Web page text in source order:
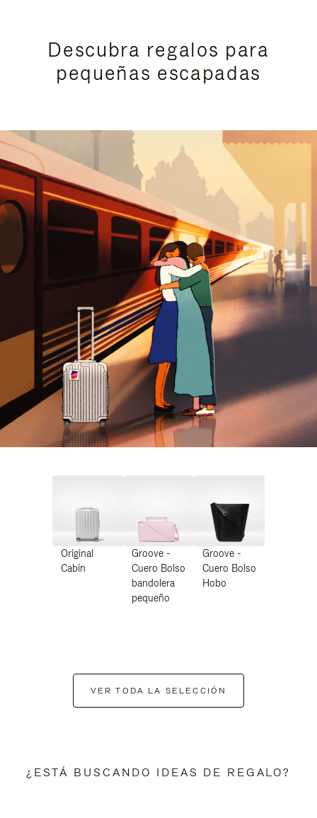
Descubra regalos para
pequeñas escapadas
Original
Cabin
Groove -
Cuero Bolso
bandolera
pequeño
Groove -
Cuero Bolso
Hobo
VER TODA LA SELECCIÓN
¿ESTÁ BUSCANDO IDEAS DE REGALO?